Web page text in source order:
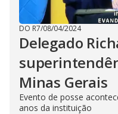
DO R7/08/04/2024
Delegado
Minas Gerais
Evento de posse
anos da instituição